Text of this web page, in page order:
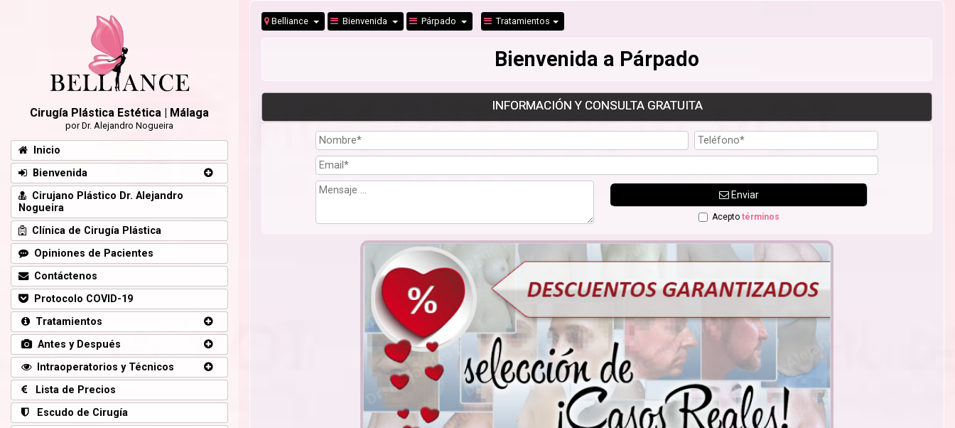
Belliance Bienvenida Párpado Tratamientos
Bienvenida a Párpado
INFORMACIÓN Y CONSULTA GRATUITA
Enviar
Acepto términos
Cirugía Plástica Estética | Málaga
por Dr. Alejandro Nogueira
Inicio
Bienvenida
Cirujano Plástico Dr. Alejandro
Nogueira
Clínica de Cirugía Plástica
Opiniones de Pacientes
Contáctenos
Protocolo COVID-19
Tratamientos
Antes y Después
Intraoperatorios y Técnicos
Lista de Precios
Escudo de Cirugía